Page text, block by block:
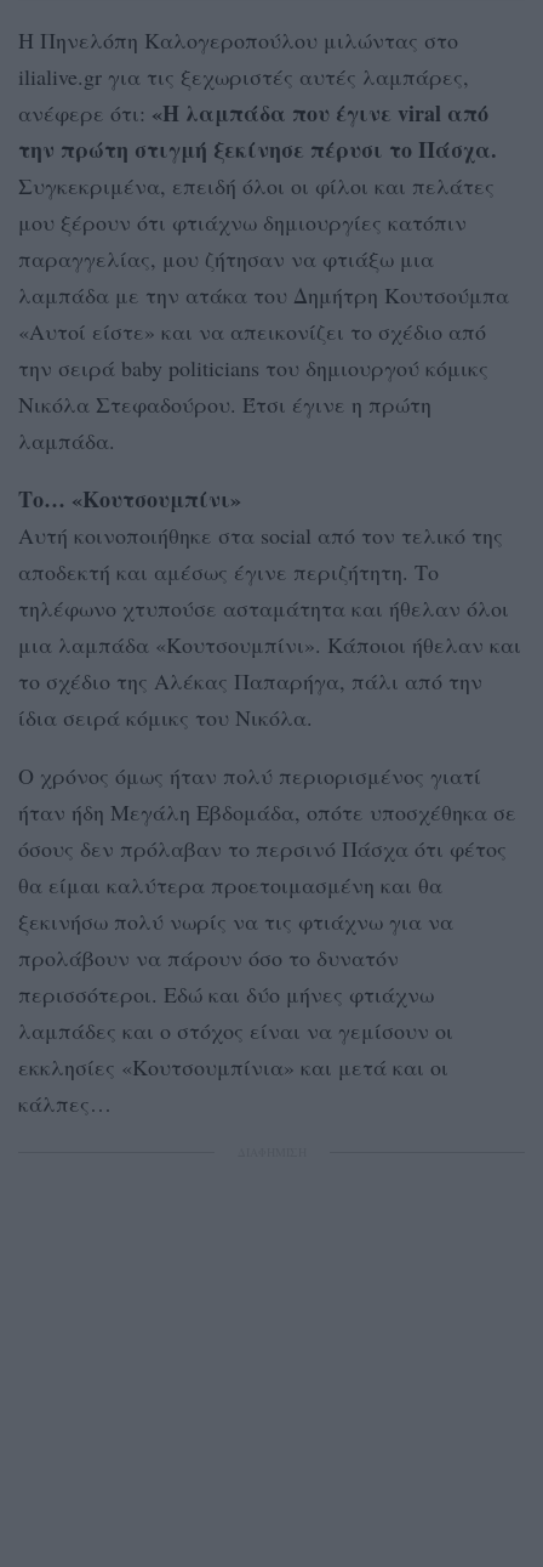
Η Πηνελόπη Καλογεροπούλου μιλώντας στο
ilialive.gr για τις ξεχωριστές αυτές λαμπάρες,
ανέφερε ότι: «Η λαμπάδα που έγινε viral από
την πρώτη στιγμή ξεκίνησε πέρυσι το Πάσχα.
Συγκεκριμένα, επειδή όλοι οι φίλοι και πελάτες
μου ξέρουν ότι φτιάχνω δημιουργίες κατόπιν
παραγγελίας, μου ζήτησαν να φτιάξω μια
λαμπάδα με την ατάκα του Δημήτρη Κουτσούμπα
«Αυτοί είστε» και να απεικονίζει το σχέδιο από
την σειρά baby politicians του δημιουργού κόμικς
Νικόλα Στεφαδούρου. Έτσι έγινε η πρώτη
λαμπάδα.
Το… «Κουτσουμπίνι»
Αυτή κοινοποιήθηκε στα social από τον τελικό της
αποδεκτή και αμέσως έγινε περιζήτητη. Το
τηλέφωνο χτυπούσε ασταμάτητα και ήθελαν όλοι
μια λαμπάδα «Κουτσουμπίνι». Κάποιοι ήθελαν και
το σχέδιο της Αλέκας Παπαρήγα, πάλι από την
ίδια σειρά κόμικς του Νικόλα.
Ο χρόνος όμως ήταν πολύ περιορισμένος γιατί
ήταν ήδη Μεγάλη Εβδομάδα, οπότε υποσχέθηκα σε
όσους δεν πρόλαβαν το περσινό Πάσχα ότι φέτος
θα είμαι καλύτερα προετοιμασμένη και θα
ξεκινήσω πολύ νωρίς να τις φτιάχνω για να
προλάβουν να πάρουν όσο το δυνατόν
περισσότεροι. Εδώ και δύο μήνες φτιάχνω
λαμπάδες και ο στόχος είναι να γεμίσουν οι
εκκλησίες «Κουτσουμπίνια» και μετά και οι
κάλπες…